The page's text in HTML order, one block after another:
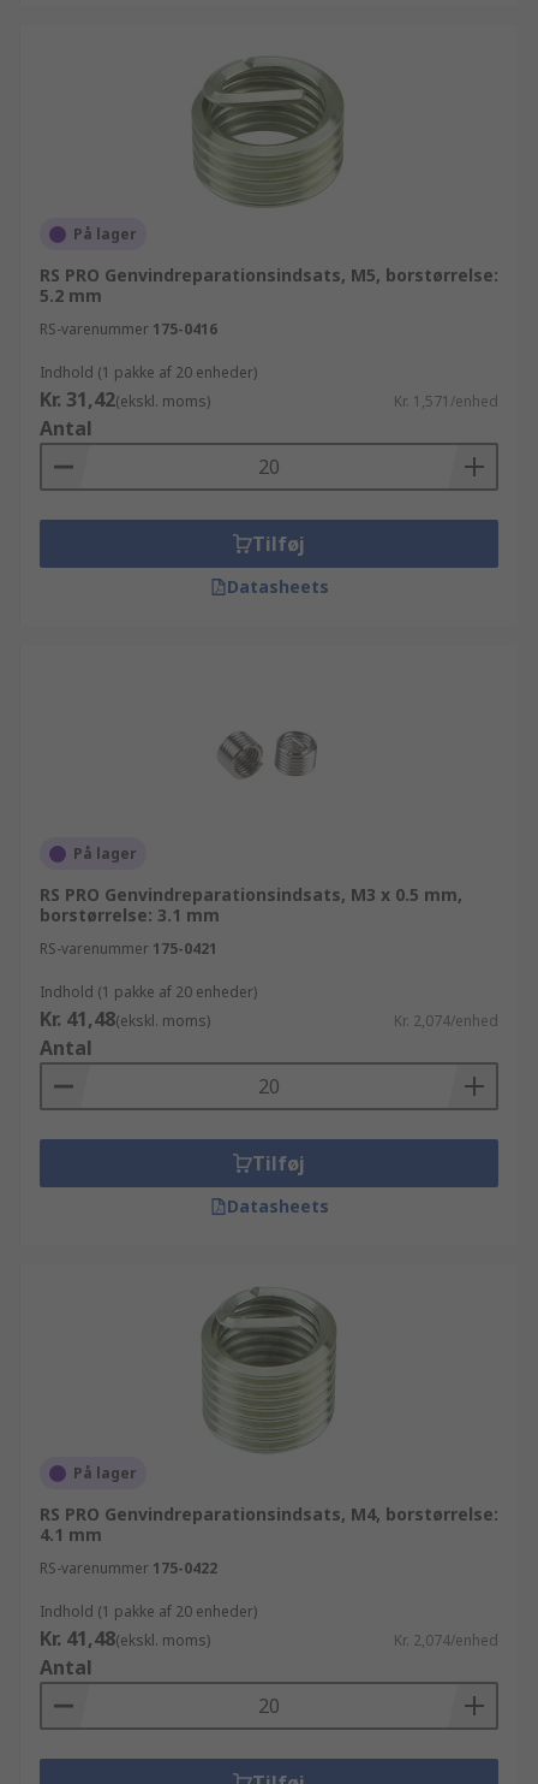
På lager
RS PRO Genvindreparationsindsats, M5, borstørrelse:
5.2 mm
RS-varenummer 175-0416
Indhold (1 pakke af 20 enheder)
Kr. 31,42(ekskl. moms) Kr. 1,571/enhed
Antal
Tilføj
Datasheets
På lager
RS PRO Genvindreparationsindsats, M3 x 0.5 mm,
borstørrelse: 3.1 mm
RS-varenummer 175-0421
Indhold (1 pakke af 20 enheder)
Kr. 41,48(ekskl. moms) Kr. 2,074/enhed
Antal
Tilføj
Datasheets
På lager
RS PRO Genvindreparationsindsats, M4, borstørrelse:
4.1 mm
RS-varenummer 175-0422
Indhold (1 pakke af 20 enheder)
Kr. 41,48(ekskl. moms) Kr. 2,074/enhed
Antal